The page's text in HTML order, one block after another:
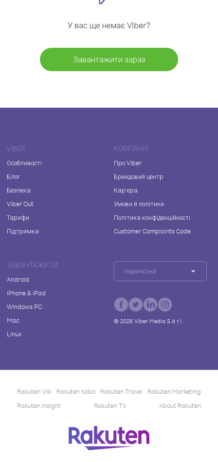
У вас ще немає Viber?
Завантажити зараз
VIBER
Особливості
Блог
Безпека
Viber Out
Тарифи
Підтримка
КОМПАНІЯ
Про Viber
Брендовий центр
Кар'єра
Умови й політики
Політика конфіденційності
Customer Complaints Code
ЗАВАНТАЖИТИ
Android
iPhone & iPad
Windows PC
Mac
Linux
Українська
© 2026Viber Media S.à r.l.
Rakuten Viki Rakuten Kobo Rakuten Travel
Rakuten Marketing
Rakuten Insight
Rakuten TV About Rakuten